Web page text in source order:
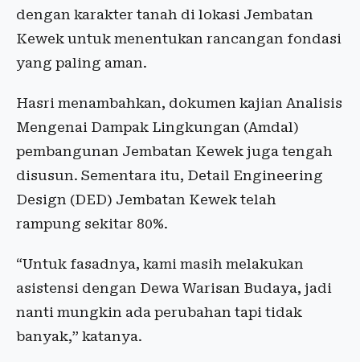
dengan karakter tanah di lokasi Jembatan
Kewek untuk menentukan rancangan fondasi
yang paling aman.
Hasri menambahkan, dokumen kajian Analisis
Mengenai Dampak Lingkungan (Amdal)
pembangunan Jembatan Kewek juga tengah
disusun. Sementara itu, Detail Engineering
Design (DED) Jembatan Kewek telah
rampung sekitar 80%.
“Untuk fasadnya, kami masih melakukan
asistensi dengan Dewa Warisan Budaya, jadi
nanti mungkin ada perubahan tapi tidak
banyak,” katanya.